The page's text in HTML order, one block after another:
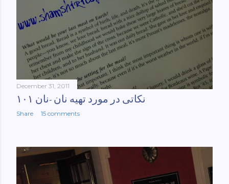
December 31, 2011
نکاتی در مورد تهیه نان -نان ۱۰۱
Share 15 comments